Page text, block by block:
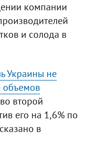
компании
и солода в
Украины не
объемов
второй
его на 1,6% по
в